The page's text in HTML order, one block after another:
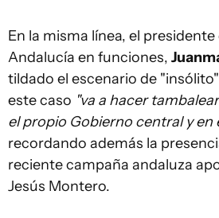
En la misma línea, el
Andalucía en funciones,
tildado el escenario de
este caso "va a hacer
el propio Gobierno central y en
recordando además la
reciente campaña andaluza
Jesús Montero.